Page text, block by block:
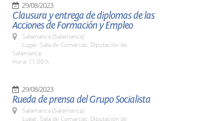
29/08/2023
Clausura y entrega de diplomas de las
Acciones de Formación y Empleo
Salamanca (Salamanca)
Lugar: Sala de Comarcas. Diputación de
Salamanca
Hora: 11:00 h.
29/08/2023
Rueda de prensa del Grupo Socialista
Salamanca (Salamanca)
Lugar: Sala de Comarcas. Diputación de